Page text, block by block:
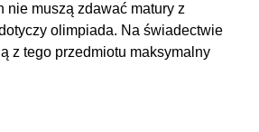
nie muszą zdawać matury z
olimpiada. Na świadectwie
z tego przedmiotu maksymalny